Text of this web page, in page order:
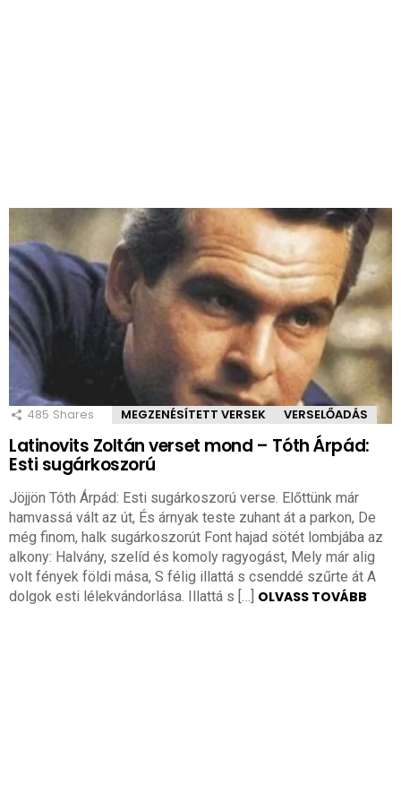
485 Shares MEGZENÉSÍTETT VERSEK VERSELŐADÁS
Latinovits Zoltán verset mond – Tóth Árpád:
Esti sugárkoszorú
Jöjjön Tóth Árpád: Esti sugárkoszorú verse. Előttünk már
hamvassá vált az út, És árnyak teste zuhant át a parkon, De
még finom, halk sugárkoszorút Font hajad sötét lombjába az
alkony: Halvány, szelíd és komoly ragyogást, Mely már alig
volt fények földi mása, S félig illattá s csenddé szűrte át A
dolgok esti lélekvándorlása. Illattá s […] OLVASS TOVÁBB